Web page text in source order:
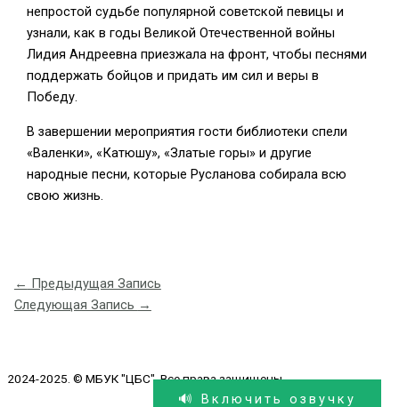
непростой судьбе популярной советской певицы и
узнали, как в годы Великой Отечественной войны
Лидия Андреевна приезжала на фронт, чтобы песнями
поддержать бойцов и придать им сил и веры в
Победу.
В завершении мероприятия гости библиотеки спели
«Валенки», «Катюшу», «Златые горы» и другие
народные песни, которые Русланова собирала всю
свою жизнь.
← Предыдущая Запись
Следующая Запись →
2024-2025. © МБУК "ЦБС". Все права защищены.
🔊 Включить озвучку